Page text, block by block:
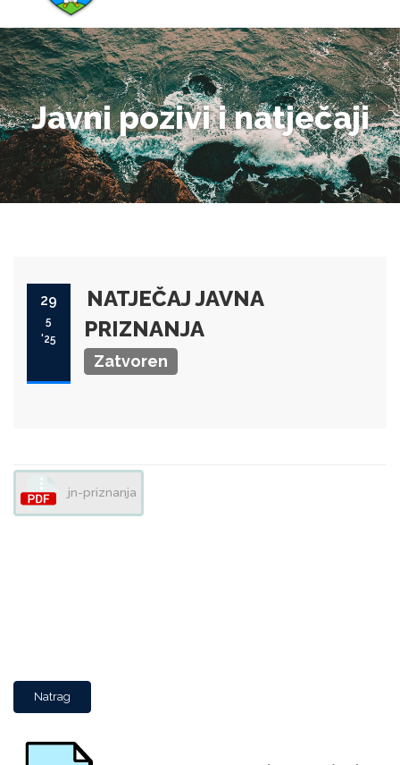
Javni pozivi i natječaji
29
5
'25
NATJEČAJ JAVNA
PRIZNANJA
Zatvoren
jn-priznanja
Natrag